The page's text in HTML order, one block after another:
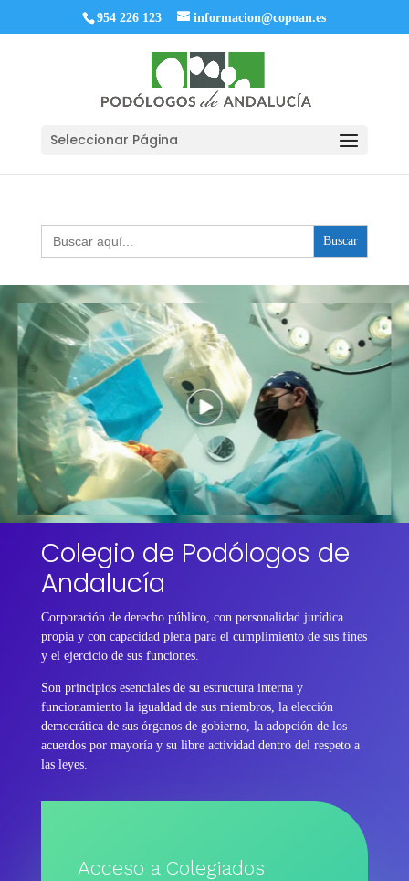
954 226 123 informacion@copoan.es
Seleccionar Página
Buscar:
Colegio de Podólogos de
Andalucía
Corporación de derecho público, con personalidad jurídica
propia y con capacidad plena para el cumplimiento de sus fines
y el ejercicio de sus funciones.
Son principios esenciales de su estructura interna y
funcionamiento la igualdad de sus miembros, la elección
democrática de sus órganos de gobierno, la adopción de los
acuerdos por mayoría y su libre actividad dentro del respeto a
las leyes.
Acceso a Colegiados